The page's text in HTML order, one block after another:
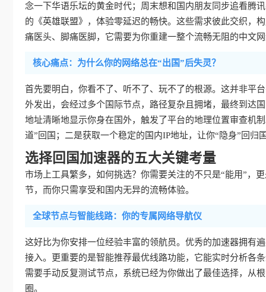
念一下华语乐坛的黄金时代；周末想和国内朋友同步追看腾
的《英雄联盟》，体验零延迟的畅快。这些需求彼此交织，
痛医头、脚痛医脚，它需要为你重建一整个流畅无阻的中文
核心痛点：为什么你的网络总在“出国”后失灵？
首先要明白，你看不了、听不了、玩不了的根源。这并非平
外发出，会经过多个国际节点，路径复杂且拥堵，最终到达
地址清晰地显示你身在国外，触发了平台的地理位置审查机
道”回国；二是获取一个稳定的国内IP地址，让你“隐身”回归
选择回国加速器的五大关键考量
市场上工具繁多，如何挑选？你需要关注的不只是“能用”，
节，而你只需享受和国内无异的流畅体验。
全球节点与智能线路：你的专属网络导航仪
这好比为你安排一位经验丰富的领航员。优秀的加速器拥有
接入。更重要的是智能推荐最优线路功能，它能实时分析各
需要手动反复测试节点，系统已经为你做出了最佳选择，从
圈。